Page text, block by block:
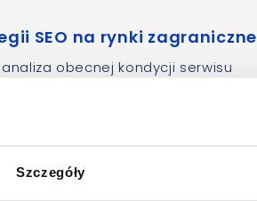
Szczegóły
SEO na rynki zagraniczne
obecnej kondycji serwisu
frazy kluczowe w danej branży,
itd.) i dostosowanie zakresu
witryny jak wydajność,
pozycjonowania. Zarówno
w pełni wykorzystać potencjał